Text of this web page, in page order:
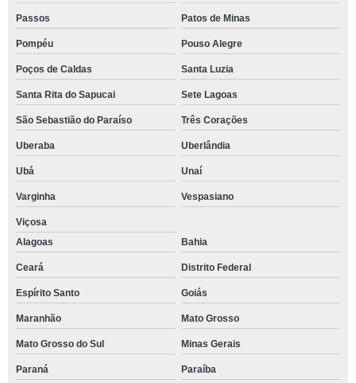
Passos Patos de Minas
Pompéu Pouso Alegre
Poços de Caldas Santa Luzia
Santa Rita do Sapucai Sete Lagoas
São Sebastião do Paraíso Três Corações
Uberaba Uberlândia
Ubá Unaí
Varginha Vespasiano
Viçosa
Alagoas
Bahia
Ceará Distrito Federal
Espírito Santo Goiás
Maranhão Mato Grosso
Mato Grosso do Sul Minas Gerais
Paraná Paraíba